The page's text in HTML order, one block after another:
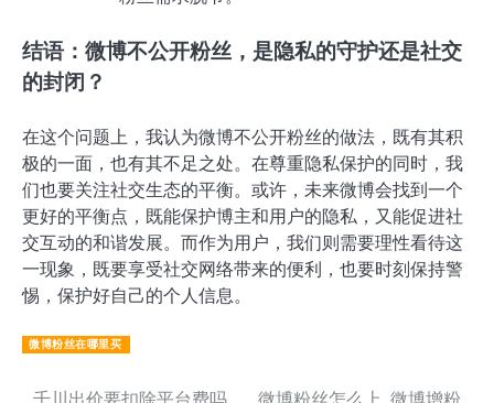
结语：微博不公开粉丝，是隐私的守护还是社交
的封闭？
在这个问题上，我认为微博不公开粉丝的做法，既有其积
极的一面，也有其不足之处。在尊重隐私保护的同时，我
们也要关注社交生态的平衡。或许，未来微博会找到一个
更好的平衡点，既能保护博主和用户的隐私，又能促进社
交互动的和谐发展。而作为用户，我们则需要理性看待这
一现象，既要享受社交网络带来的便利，也要时刻保持警
惕，保护好自己的个人信息。
微博粉丝在哪里买
千川出价要扣除平台费吗_ 微博粉丝怎么上_微博增粉